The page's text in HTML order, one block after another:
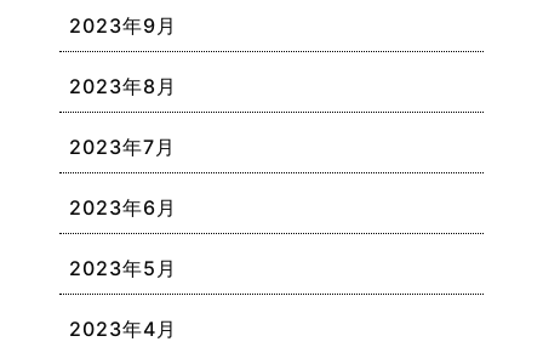
2023年9月
2023年8月
2023年7月
2023年6月
2023年5月
2023年4月